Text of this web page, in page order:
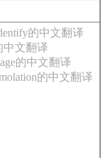
的中文翻译
中文翻译
的中文翻译
的中文翻译